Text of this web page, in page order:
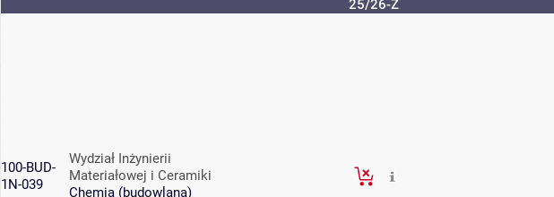
25/26-Z
100-BUD-
1N-039
Wydział Inżynierii
Materiałowej i Ceramiki
Chemia (budowlana)